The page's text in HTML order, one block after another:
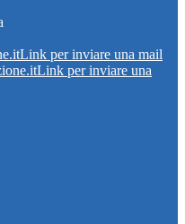
Link per inviare una mail
Link per inviare una